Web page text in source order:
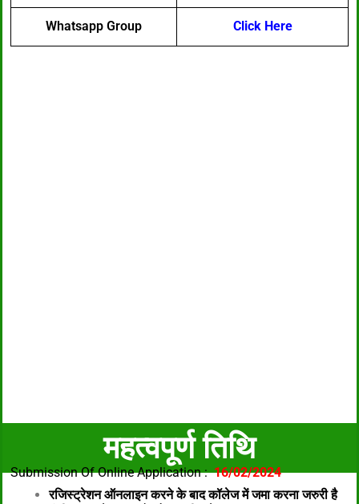
Whatsapp Group Click Here
महत्वपूर्ण तिथि
Submission Of Online Application :16/02/2024
रजिस्ट्रेशन ऑनलाइन करने के बाद कॉलेज में जमा करना जरुरी है